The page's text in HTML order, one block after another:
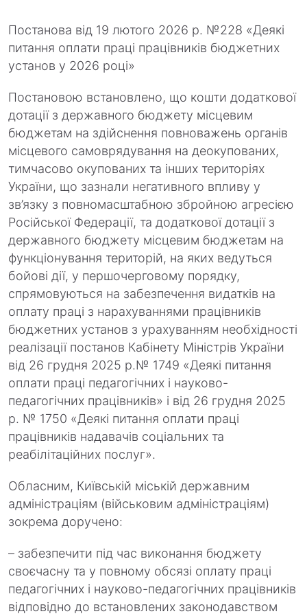
Постанова від 19 лютого 2026 р. №228 «Деякі
питання оплати праці працівників бюджетних
установ у 2026 році»
Постановою встановлено, що кошти додаткової
дотації з державного бюджету місцевим
бюджетам на здійснення повноважень органів
місцевого самоврядування на деокупованих,
тимчасово окупованих та інших територіях
України, що зазнали негативного впливу у
зв’язку з повномасштабною збройною агресією
Російської Федерації, та додаткової дотації з
державного бюджету місцевим бюджетам на
функціонування територій, на яких ведуться
бойові дії, у першочерговому порядку,
спрямовуються на забезпечення видатків на
оплату праці з нарахуваннями працівників
бюджетних установ з урахуванням необхідності
реалізації постанов Кабінету Міністрів України
від 26 грудня 2025 р.№ 1749 «Деякі питання
оплати праці педагогічних і науково-
педагогічних працівників» і від 26 грудня 2025
р. № 1750 «Деякі питання оплати праці
працівників надавачів соціальних та
реабілітаційних послуг».
Обласним, Київській міській державним
адміністраціям (військовим адміністраціям)
зокрема доручено:
– забезпечити під час виконання бюджету
своєчасну та у повному обсязі оплату праці
педагогічних і науково-педагогічних працівників
відповідно до встановлених законодавством